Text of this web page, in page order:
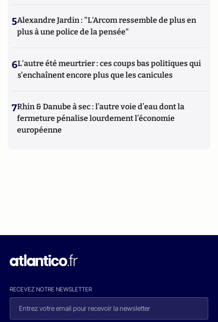
5Alexandre Jardin : "L'Arcom ressemble de plus en
plus à une police de la pensée"
6L'autre été meurtrier : ces coups bas politiques qui
s'enchaînent encore plus que les canicules
7Rhin & Danube à sec : l’autre voie d’eau dont la
fermeture pénalise lourdement l’économie
européenne
RECEVEZ NOTRE NEWSLETTER